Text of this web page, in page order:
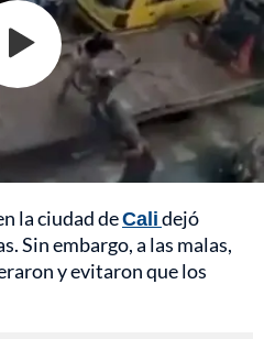
la ciudad deCalidejó
Sin embargo, a las malas,
y evitaron que los